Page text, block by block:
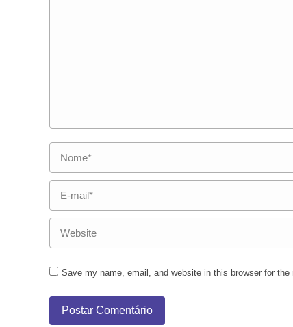
Nome *
E-mail *
Website
Save my name, email, and website in this browser for
Postar Comentário